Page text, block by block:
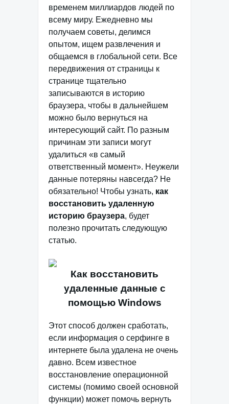
временем миллиардов людей по
всему миру. Ежедневно мы
получаем советы, делимся
опытом, ищем развлечения и
общаемся в глобальной сети. Все
передвижения от страницы к
странице тщательно
записываются в историю
браузера, чтобы в дальнейшем
можно было вернуться на
интересующий сайт. По разным
причинам эти записи могут
удалиться «в самый
ответственный момент». Неужели
данные потеряны навсегда? Не
обязательно! Чтобы узнать, как
восстановить удаленную
историю браузера, будет
полезно прочитать следующую
статью.
Как восстановить
удаленные данные с
помощью Windows
Этот способ должен сработать,
если информация о серфинге в
интернете была удалена не очень
давно. Всем известное
восстановление операционной
системы (помимо своей основной
функции) может помочь вернуть